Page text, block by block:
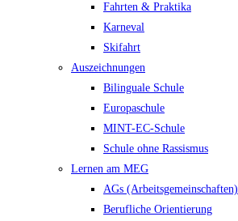
Fahrten & Praktika
Karneval
Skifahrt
Auszeichnungen
Bilinguale Schule
Europaschule
MINT-EC-Schule
Schule ohne Rassismus
Lernen am MEG
AGs (Arbeitsgemeinschaften)
Berufliche Orientierung